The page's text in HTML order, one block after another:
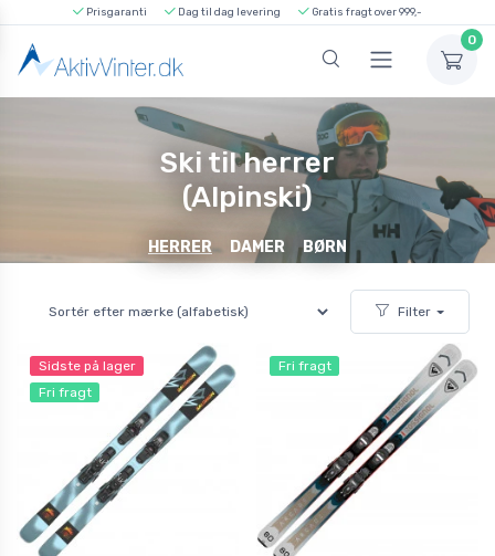
Prisgaranti Dag til dag levering Gratis fragt over 999,-
0
Ski til herrer
(Alpinski)
HERRER DAMER BØRN
Filter
Sidste på lager
Fri fragt
Fri fragt